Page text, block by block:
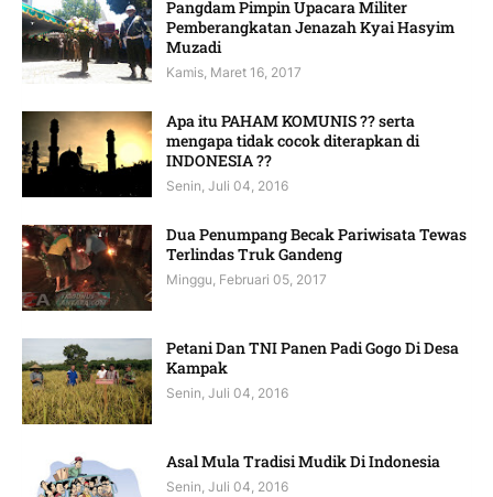
Pangdam Pimpin Upacara Militer
Pemberangkatan Jenazah Kyai Hasyim
Muzadi
Kamis, Maret 16, 2017
Apa itu PAHAM KOMUNIS ?? serta
mengapa tidak cocok diterapkan di
INDONESIA ??
Senin, Juli 04, 2016
Dua Penumpang Becak Pariwisata Tewas
Terlindas Truk Gandeng
Minggu, Februari 05, 2017
Petani Dan TNI Panen Padi Gogo Di Desa
Kampak
Senin, Juli 04, 2016
Asal Mula Tradisi Mudik Di Indonesia
Senin, Juli 04, 2016